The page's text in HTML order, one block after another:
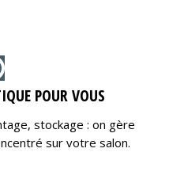
POUR VOUS
stockage : on gère
sur votre salon.